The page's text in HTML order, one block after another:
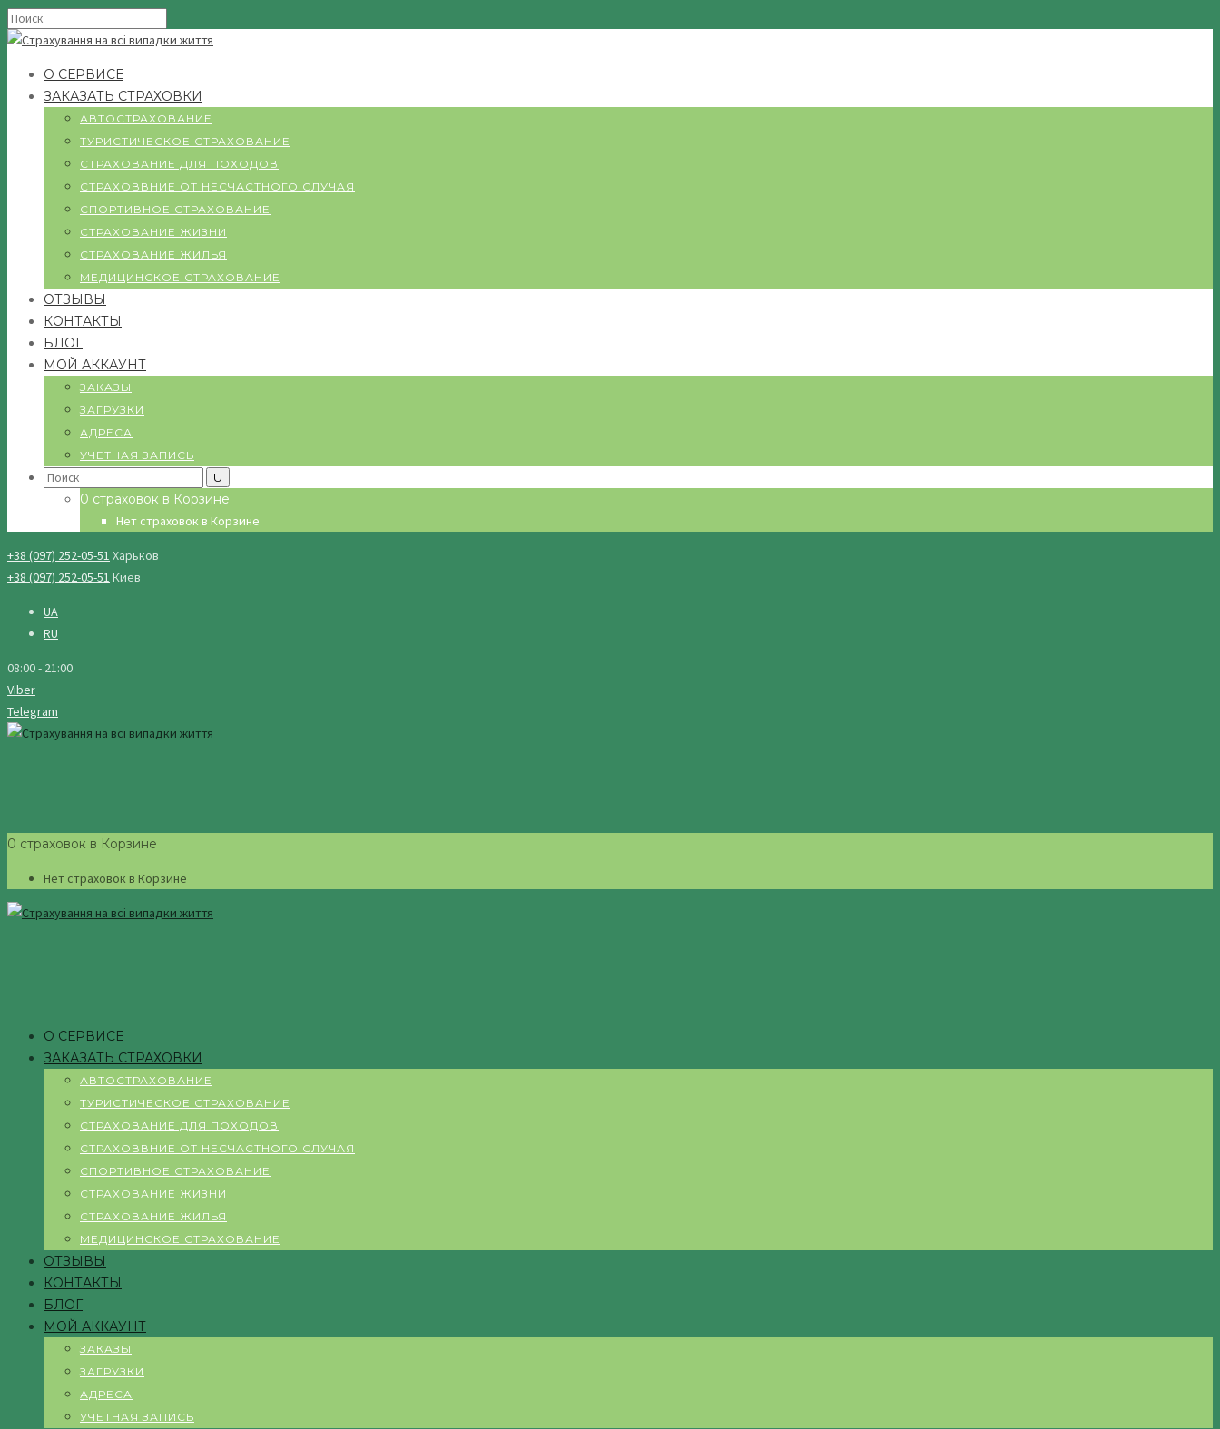
О СЕРВИСЕ
ЗАКАЗАТЬ СТРАХОВКИ
АВТОСТРАХОВАНИЕ
ТУРИСТИЧЕСКОЕ СТРАХОВАНИЕ
СТРАХОВАНИЕ ДЛЯ ПОХОДОВ
СТРАХОВВНИЕ ОТ НЕСЧАСТНОГО СЛУЧАЯ
СПОРТИВНОЕ СТРАХОВАНИЕ
СТРАХОВАНИЕ ЖИЗНИ
СТРАХОВАНИЕ ЖИЛЬЯ
МЕДИЦИНСКОЕ СТРАХОВАНИЕ
ОТЗЫВЫ
КОНТАКТЫ
БЛОГ
МОЙ АККАУНТ
ЗАКАЗЫ
ЗАГРУЗКИ
АДРЕСА
УЧЕТНАЯ ЗАПИСЬ
Search
0 страховок в Корзине
Нет страховок в Корзине
+38 (097) 252-05-51 Харьков
+38 (097) 252-05-51 Киев
UA
RU
08:00 - 21:00
Viber
Telegram
0 страховок в Корзине
Нет страховок в Корзине
О СЕРВИСЕ
ЗАКАЗАТЬ СТРАХОВКИ
АВТОСТРАХОВАНИЕ
ТУРИСТИЧЕСКОЕ СТРАХОВАНИЕ
СТРАХОВАНИЕ ДЛЯ ПОХОДОВ
СТРАХОВВНИЕ ОТ НЕСЧАСТНОГО СЛУЧАЯ
СПОРТИВНОЕ СТРАХОВАНИЕ
СТРАХОВАНИЕ ЖИЗНИ
СТРАХОВАНИЕ ЖИЛЬЯ
МЕДИЦИНСКОЕ СТРАХОВАНИЕ
ОТЗЫВЫ
КОНТАКТЫ
БЛОГ
МОЙ АККАУНТ
ЗАКАЗЫ
ЗАГРУЗКИ
АДРЕСА
УЧЕТНАЯ ЗАПИСЬ